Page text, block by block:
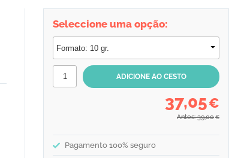
Seleccione uma opção:
37,05€
Antes: 39,00 €
Pagamento 100% seguro